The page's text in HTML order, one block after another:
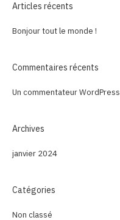
Articles récents
Bonjour tout le monde !
Commentaires récents
Un commentateur WordPress
Archives
janvier 2024
Catégories
Non classé